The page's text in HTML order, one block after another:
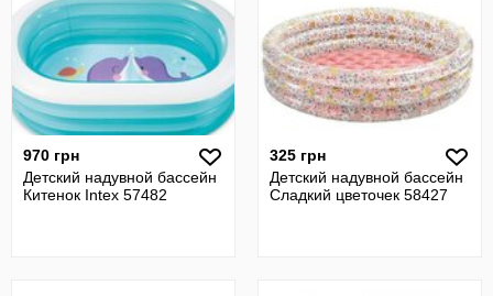
970 грн
Детский надувной бассейн
Китенок Intex 57482
325 грн
Детский надувной бассейн
Сладкий цветочек 58427